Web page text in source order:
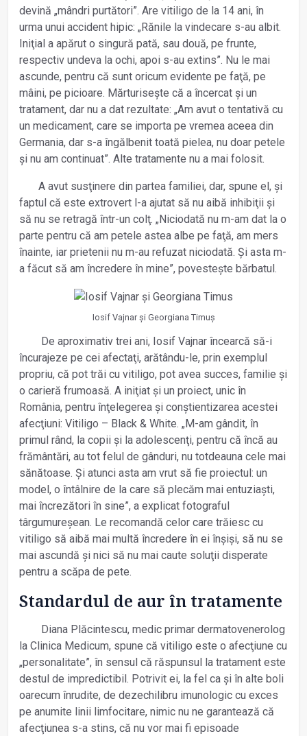
devină „mândri purtători”. Are vitiligo de la 14 ani, în
urma unui accident hipic: „Rănile la vindecare s-au albit.
Iniţial a apărut o singură pată, sau două, pe frunte,
respectiv undeva la ochi, apoi s-au extins”. Nu le mai
ascunde, pentru că sunt oricum evidente pe faţă, pe
mâini, pe picioare. Mărturisește că a încercat și un
tratament, dar nu a dat rezultate: „Am avut o tentativă cu
un medicament, care se importa pe vremea aceea din
Germania, dar s-a îngălbenit toată pielea, nu doar petele
și nu am continuat”. Alte tratamente nu a mai folosit.
A avut susţinere din partea familiei, dar, spune el, și
faptul că este extrovert l-a ajutat să nu aibă inhibiţii și
să nu se retragă într-un colţ. „Niciodată nu m-am dat la o
parte pentru că am petele astea albe pe faţă, am mers
înainte, iar prietenii nu m-au refuzat niciodată. Și asta m-
a făcut să am încredere în mine”, povestește bărbatul.
Iosif Vajnar și Georgiana Timuș
De aproximativ trei ani, Iosif Vajnar încearcă să-i
încurajeze pe cei afectaţi, arătându-le, prin exemplul
propriu, că pot trăi cu vitiligo, pot avea succes, familie și
o carieră frumoasă. A iniţiat și un proiect, unic în
România, pentru înţelegerea și conștientizarea acestei
afecţiuni: Vitiligo – Black & White. „M-am gândit, în
primul rând, la copii și la adolescenţi, pentru că încă au
frământări, au tot felul de gânduri, nu totdeauna cele mai
sănătoase. Și atunci asta am vrut să fie proiectul: un
model, o întâlnire de la care să plecăm mai entuziaști,
mai încrezători în sine”, a explicat fotograful
târgumureșean. Le recomandă celor care trăiesc cu
vitiligo să aibă mai multă încredere în ei înșiși, să nu se
mai ascundă și nici să nu mai caute soluţii disperate
pentru a scăpa de pete.
Standardul de aur în tratamente
Diana Plăcintescu, medic primar dermatovenerolog
la Clinica Medicum, spune că vitiligo este o afecţiune cu
„personalitate”, în sensul că răspunsul la tratament este
destul de impredictibil. Potrivit ei, la fel ca și în alte boli
oarecum înrudite, de dezechilibru imunologic cu exces
pe anumite linii limfocitare, nimic nu ne garantează că
afecţiunea s-a stins, că nu vor mai fi episoade